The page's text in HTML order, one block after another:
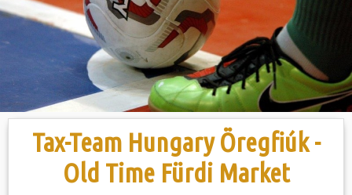
Sport
Szabadidő
Hasznos
Tax-Team Hungary Öregfiúk -
Old Time Fürdi Market